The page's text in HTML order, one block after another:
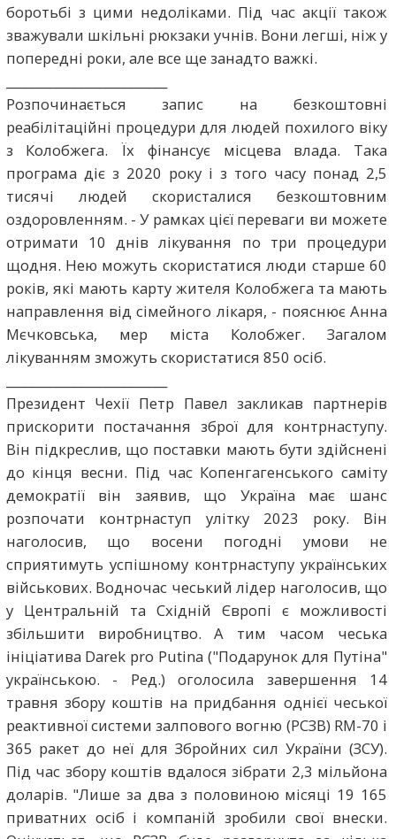
боротьбі з цими недоліками. Під час акції також
зважували шкільні рюкзаки учнів. Вони легші, ніж у
попередні роки, але все ще занадто важкі.
Розпочинається запис на безкоштовні
реабілітаційні процедури для людей похилого віку
з Колобжега. Їх фінансує місцева влада. Така
програма діє з 2020 року і з того часу понад 2,5
тисячі людей скористалися безкоштовним
оздоровленням. - У рамках цієї переваги ви можете
отримати 10 днів лікування по три процедури
щодня. Нею можуть скористатися люди старше 60
років, які мають карту жителя Колобжега та мають
направлення від сімейного лікаря, - пояснює Анна
Мєчковська, мер міста Колобжег. Загалом
лікуванням зможуть скористатися 850 осіб.
Президент Чехії Петр Павел закликав партнерів
прискорити постачання зброї для контрнаступу.
Він підкреслив, що поставки мають бути здійснені
до кінця весни. Під час Копенгагенського саміту
демократії він заявив, що Україна має шанс
розпочати контрнаступ улітку 2023 року. Він
наголосив, що восени погодні умови не
сприятимуть успішному контрнаступу українських
військових. Водночас чеський лідер наголосив, що
у Центральній та Східній Європі є можливості
збільшити виробництво. А тим часом чеська
ініціатива Darek pro Putina ("Подарунок для Путіна"
українською. - Ред.) оголосила завершення 14
травня збору коштів на придбання однієї чеської
реактивної системи залпового вогню (РСЗВ) RM-70 і
365 ракет до неї для Збройних сил України (ЗСУ).
Під час збору коштів вдалося зібрати 2,3 мільйона
доларів. "Лише за два з половиною місяці 19 165
приватних осіб і компаній зробили свої внески.